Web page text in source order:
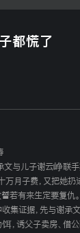
都慌了
文与儿子谢云峥联
万月子费，又把她扔
誓若有来生定要复仇
集证据，先与谢承
，诱父子卖房、借公